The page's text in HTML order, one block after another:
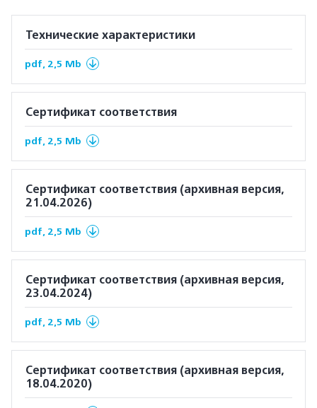
Технические характеристики
pdf, 2,5 Mb
Сертификат соответствия
pdf, 2,5 Mb
Сертификат соответствия (архивная версия,
21.04.2026)
pdf, 2,5 Mb
Сертификат соответствия (архивная версия,
23.04.2024)
pdf, 2,5 Mb
Сертификат соответствия (архивная версия,
18.04.2020)